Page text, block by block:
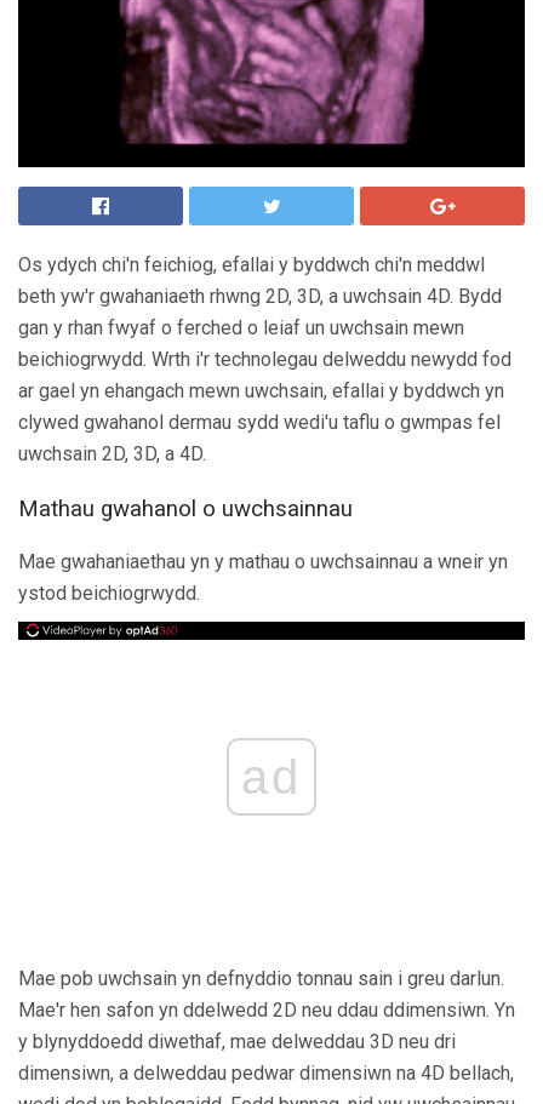
Os ydych chi'n feichiog, efallai y byddwch chi'n meddwl
beth yw'r gwahaniaeth rhwng 2D, 3D, a uwchsain 4D. Bydd
gan y rhan fwyaf o ferched o leiaf un uwchsain mewn
beichiogrwydd. Wrth i'r technolegau delweddu newydd fod
ar gael yn ehangach mewn uwchsain, efallai y byddwch yn
clywed gwahanol dermau sydd wedi'u taflu o gwmpas fel
uwchsain 2D, 3D, a 4D.
Mathau gwahanol o uwchsainnau
Mae gwahaniaethau yn y mathau o uwchsainnau a wneir yn
ystod beichiogrwydd.
ad
Mae pob uwchsain yn defnyddio tonnau sain i greu darlun.
Mae'r hen safon yn ddelwedd 2D neu ddau ddimensiwn. Yn
y blynyddoedd diwethaf, mae delweddau 3D neu dri
dimensiwn, a delweddau pedwar dimensiwn na 4D bellach,